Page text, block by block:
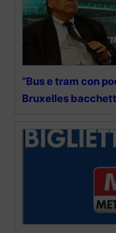
“Bus e tram con
Bruxelles